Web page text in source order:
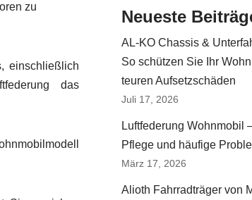
zu
einschließlich
das
Neueste
AL-KO Chassis &
So schützen Sie Ihr
teuren Aufsetzschäden
Juli 17, 2026
Luftfederung Wohnmobil
Pflege und häufige
März 17, 2026
Alioth Fahrradträger von